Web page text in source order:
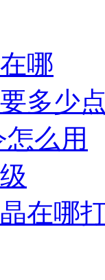
哪
多少
么用
在哪